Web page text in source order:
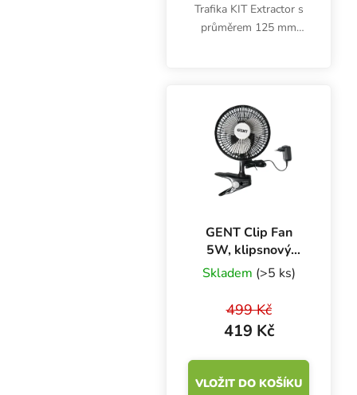
Trafika KIT Extractor s
průměrem 125 mm
TT ventilátor 220-280
m3/h s kabelem,...
GENT Clip Fan
5W, klipsnový
ventilátor průměr
15 cm
Skladem (>5 ks)
419 Kč
499 Kč
VLOŽIT DO KOŠÍKU